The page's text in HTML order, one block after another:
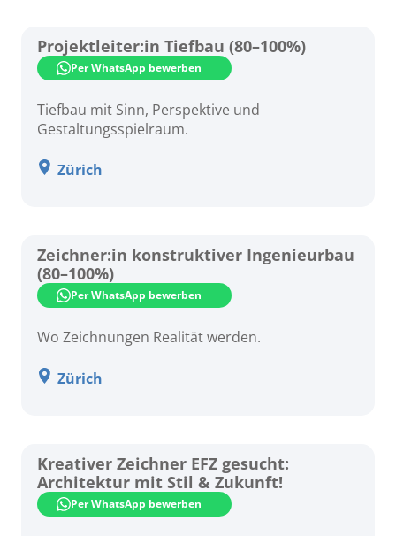
Projektleiter:in Tiefbau (80–100%)
Per WhatsApp bewerben
Tiefbau mit Sinn, Perspektive und
Gestaltungsspielraum.
Zürich
Zeichner:in konstruktiver Ingenieurbau
(80–100%)
Per WhatsApp bewerben
Wo Zeichnungen Realität werden.
Zürich
Kreativer Zeichner EFZ gesucht:
Architektur mit Stil & Zukunft!
Per WhatsApp bewerben